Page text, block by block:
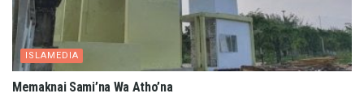
ISLAMEDIA
Memaknai Sami’na Wa Atho’na